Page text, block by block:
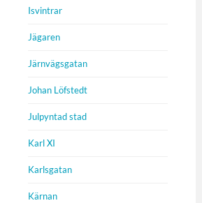
Isvintrar
Jägaren
Järnvägsgatan
Johan Löfstedt
Julpyntad stad
Karl XI
Karlsgatan
Kärnan